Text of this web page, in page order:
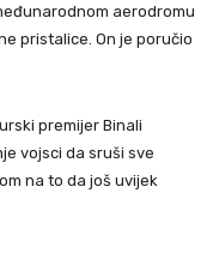
aerodromu
pristalice. On je poručio
premijer Binali
vojsci da sruši sve
na to da još uvijek